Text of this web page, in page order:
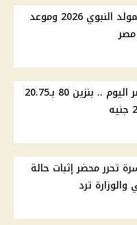
موقف ترحيل إجازة المولد النبوي 2026 وموعد
أسعار الوقود في مصر اليوم .. بنزين 80 بـ20.75
الأسرة تحرر محضر إثبات حالة
ترد